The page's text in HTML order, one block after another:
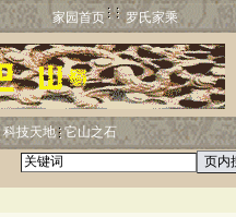
家园首页 罗氏家乘
科技天地 它山之石